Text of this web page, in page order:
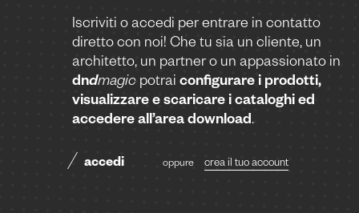
video tutorial
altro
Iscriviti o accedi per entrare in contatto
diretto con noi! Che tu sia un cliente, un
architetto, un partner o un appassionato in
dndmagic potrai configurare i prodotti,
visualizzare e scaricare i cataloghi ed
accedere all’area download.
accedi oppure crea il tuo account